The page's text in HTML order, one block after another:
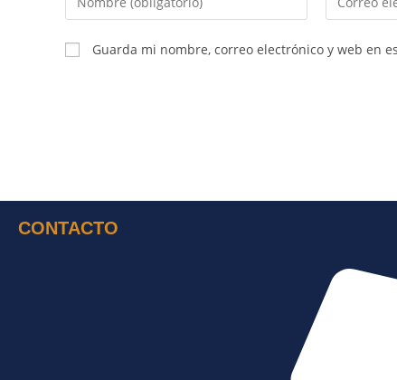
Guarda mi nombre, correo electrónico y web en
CONTACTO